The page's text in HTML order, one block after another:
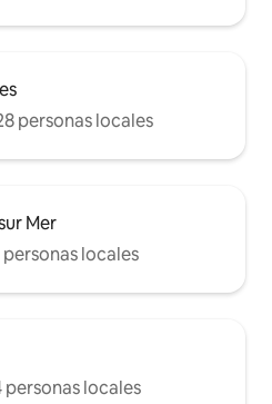
personas locales
Mer
locales
locales